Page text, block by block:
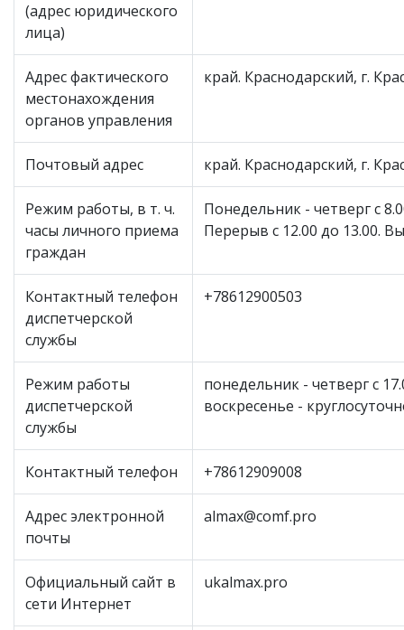
(адрес юридического
лица)
Адрес фактического
местонахождения
органов управления
край. Краснодарский, г.
Почтовый адрес край. Краснодарский, г.
Режим работы, в т. ч.
часы личного приема
граждан
Понедельник - четверг с
Перерыв с 12.00 до 13.00.
Контактный телефон
диспетчерской
службы
+78612900503
Режим работы
диспетчерской
службы
понедельник - четверг с
воскресенье -
Контактный телефон +78612909008
Адрес электронной
почты
almax@comf.pro
Официальный сайт в
сети Интернет
ukalmax.pro